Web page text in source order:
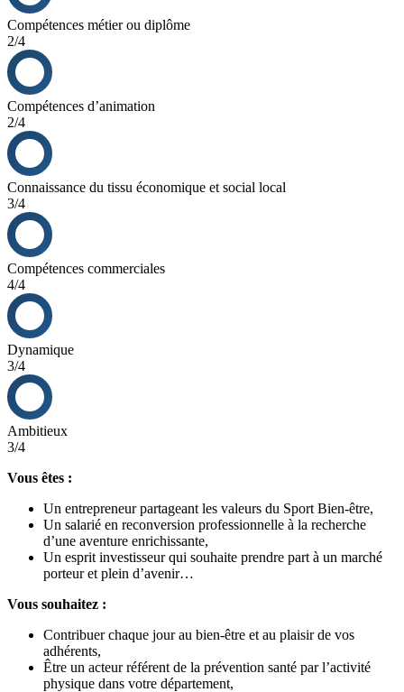
Compétences métier ou diplôme
2/4
Compétences d’animation
2/4
Connaissance du tissu économique et social local
3/4
Compétences commerciales
4/4
Dynamique
3/4
Ambitieux
3/4
Vous êtes :
Un entrepreneur partageant les valeurs du Sport Bien-être,
Un salarié en reconversion professionnelle à la recherche
d’une aventure enrichissante,
Un esprit investisseur qui souhaite prendre part à un marché
porteur et plein d’avenir…
Vous souhaitez :
Contribuer chaque jour au bien-être et au plaisir de vos
adhérents,
Être un acteur référent de la prévention santé par l’activité
physique dans votre département,